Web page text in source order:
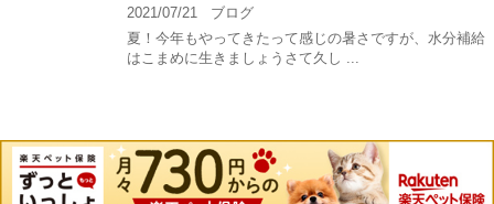
2021/07/21
ブログ
夏！今年もやってきたって感じの暑さですが、水分補給
はこまめに生きましょうさて久し ...